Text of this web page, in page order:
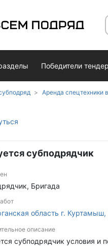
Победители
Аренда спецтехники
субподрядчик
Бригада
Курганская
описание
субподрядчик условия и